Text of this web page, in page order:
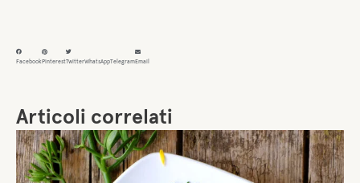
FacebookPinterestTwitterWhatsAppTelegramEmail
Articoli correlati